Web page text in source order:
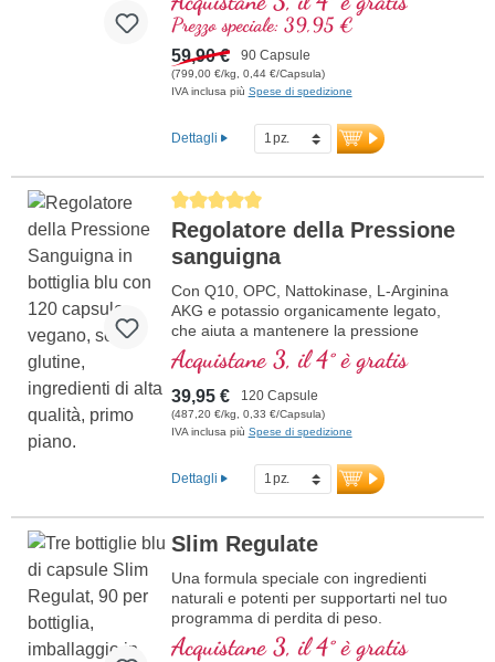
Licopene
C urcuma
Curcumina
Acido ascorbico
Resveratrolo
B(Vitamina B12)
Prezzo speciale: 39,95 €
59,90 € 90 Capsule
(799,00 €/kg, 0,44 €/Capsula)
IVA inclusa più Spese di spedizione
Dettagli
Average rating of 5 out of 5 stars
Regolatore della Pressione
sanguigna
Con Q10, OPC, Nattokinase, L-Arginina
AKG e potassio organicamente legato,
che aiuta a mantenere la pressione
sanguigna normale.
Acquistane 3, il 4° è gratis
39,95 € 120 Capsule
(487,20 €/kg, 0,33 €/Capsula)
IVA inclusa più Spese di spedizione
Dettagli
Slim Regulate
Una formula speciale con ingredienti
naturali e potenti per supportarti nel tuo
programma di perdita di peso.
Acquistane 3, il 4° è gratis